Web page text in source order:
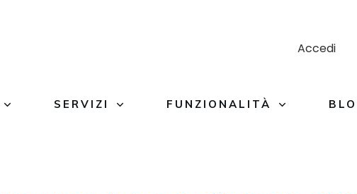
Accedi
SERVIZI FUNZIONALITÀ